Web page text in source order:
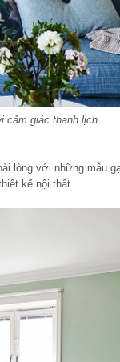
cảm giác thanh lịch
lòng với những mẫu
kế nội thất.